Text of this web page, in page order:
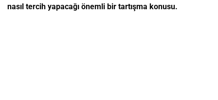
nasıl tercih yapacağı önemli bir tartışma konusu.